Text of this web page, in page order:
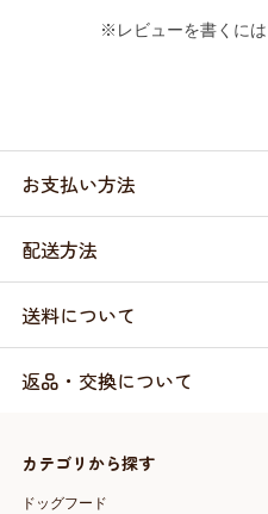
※レビューを書くには
お支払い方法
配送方法
送料について
返品・交換について
カテゴリから探す
ドッグフード